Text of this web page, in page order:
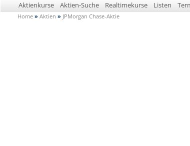
Aktienkurse
Aktien-Suche Realtimekurse Listen
Home » Aktien » JPMorgan Chase-Aktie